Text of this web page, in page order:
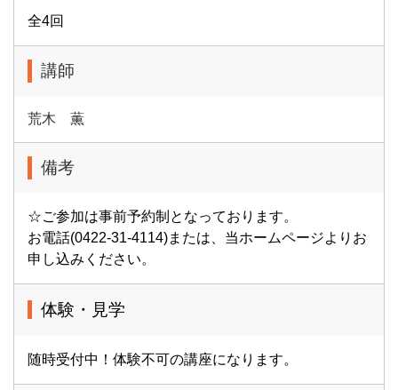
全4回
講師
荒木 薫
備考
☆ご参加は事前予約制となっております。
お電話(0422-31-4114)または、当ホームページよりお
申し込みください。
体験・見学
随時受付中！体験不可の講座になります。